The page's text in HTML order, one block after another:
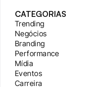
CATEGORIAS
Trending
Negócios
Branding
Performance
Mídia
Eventos
Carreira